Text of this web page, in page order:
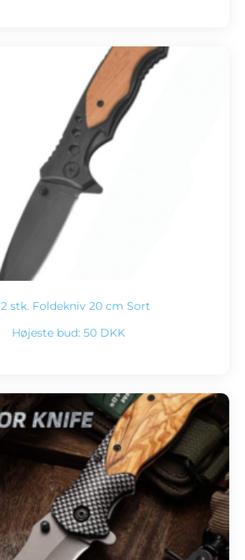
2 stk. Foldekniv 20 cm Sort
Højeste bud: 50 DKK